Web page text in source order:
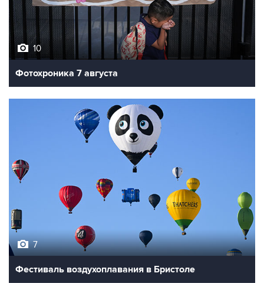
10
Фотохроника 7 августа
7
Фестиваль воздухоплавания в Бристоле